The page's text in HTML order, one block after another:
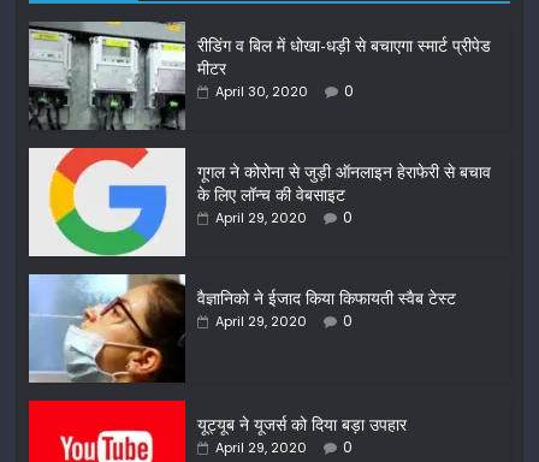
रीडिंग व बिल में धोखा-धड़ी से बचाएगा स्मार्ट प्रीपेड
मीटर
April 30, 2020 0
गूगल ने कोरोना से जुड़ी ऑनलाइन हेराफेरी से बचाव
के लिए लॉन्च की वेबसाइट
April 29, 2020 0
वैज्ञानिको ने ईजाद किया किफायती स्वैब टेस्ट
April 29, 2020 0
यूट्यूब ने यूजर्स को दिया बड़ा उपहार
April 29, 2020 0